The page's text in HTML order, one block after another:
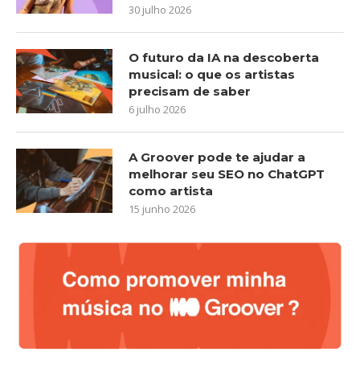
30 julho 2026
O futuro da IA na descoberta
musical: o que os artistas
precisam de saber
6 julho 2026
A Groover pode te ajudar a
melhorar seu SEO no ChatGPT
como artista
15 junho 2026